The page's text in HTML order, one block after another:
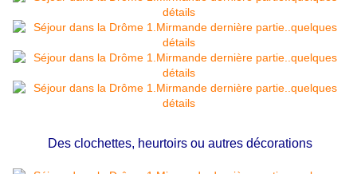
Des clochettes, heurtoirs ou autres décorations